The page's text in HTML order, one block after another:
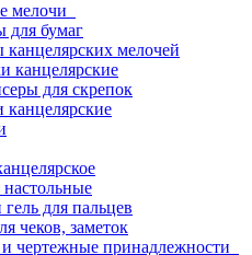
мелочи
для бумаг
мелочей
канцелярские
для скрепок
гель для пальцев
чеков, заметок
чертежные принадлежности